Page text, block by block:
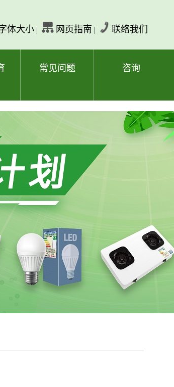
体大小 | 网页指南 | 联络我们
常见问题 咨询